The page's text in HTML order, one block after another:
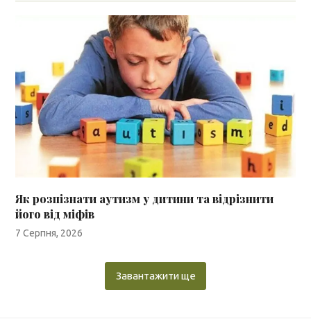
Як розпізнати аутизм у дитини та відрізнити
його від міфів
7 Серпня, 2026
Завантажити ще